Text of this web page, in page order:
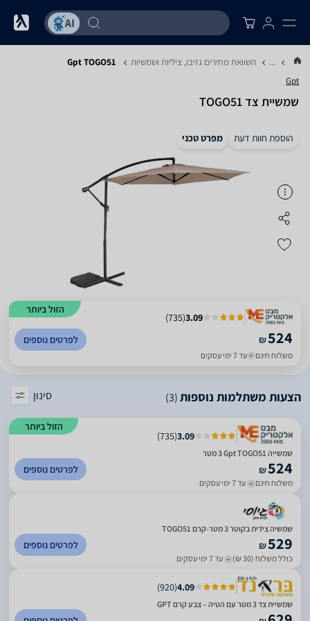
... השוואת מחירים גזיבו, ציליות ושמשיות Gpt TOGO51
Gpt
‏שמשיית צד TOGO51
הוספת חוות דעת מפרט טכני
הזול ביותר
3.09
(
735
)
₪524
משלוח חינם עד 7 ימי עסקים
לפרטים נוספים
הצעות משתלמות נוספות(3) סינון
הזול ביותר
3.09
(
735
)
שמשייה Gpt TOGO51 ‏3 ‏מטר
₪524
משלוח חינם עד 7 ימי עסקים
לפרטים נוספים
שמשיה צידית בקוטר 3 מטר-קרם TOGO51
₪529
כולל משלוח (30 ₪) עד 7 ימי עסקים
לפרטים נוספים
4.09
(
920
)
שמשיית צד 3 מטר עם הטיה – צבע קרם GPT